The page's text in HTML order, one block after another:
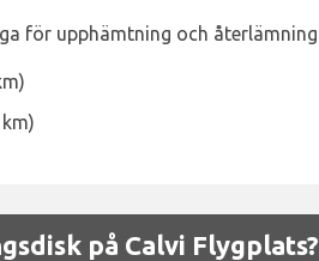
för upphämtning och
på Calvi Flygplats?